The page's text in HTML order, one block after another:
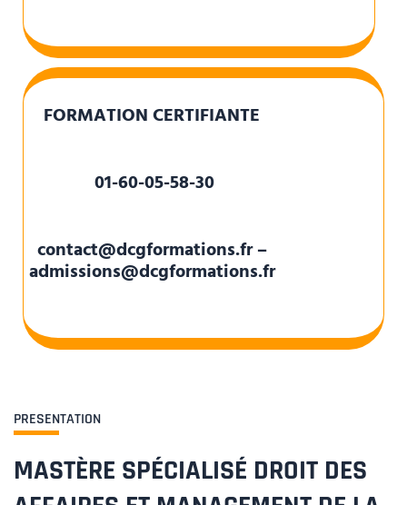
FORMATION CERTIFIANTE
01-60-05-58-30
contact@dcgformations.fr –
admissions@dcgformations.fr
PRESENTATION
MASTÈRE SPÉCIALISÉ DROIT DES